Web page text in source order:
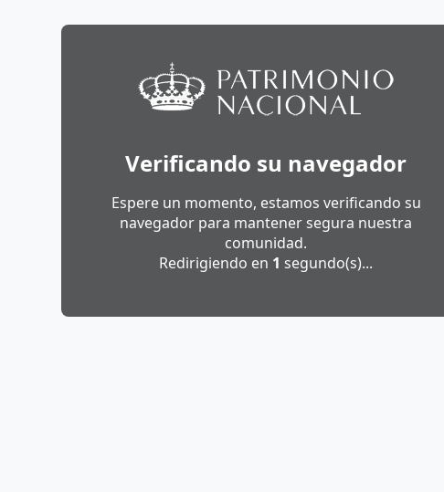
Verificando su navegador
Espere un momento, estamos verificando su
navegador para mantener segura nuestra
comunidad.
Redirigiendo en 1 segundo(s)...